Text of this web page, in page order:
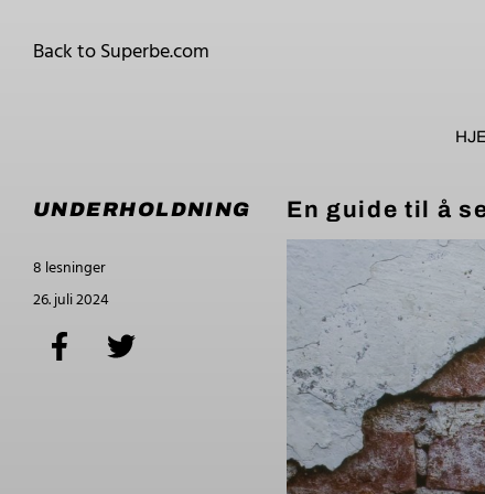
Back to Superbe.com
En guide til å
UNDERHOLDNING
8 lesninger
26. juli 2024